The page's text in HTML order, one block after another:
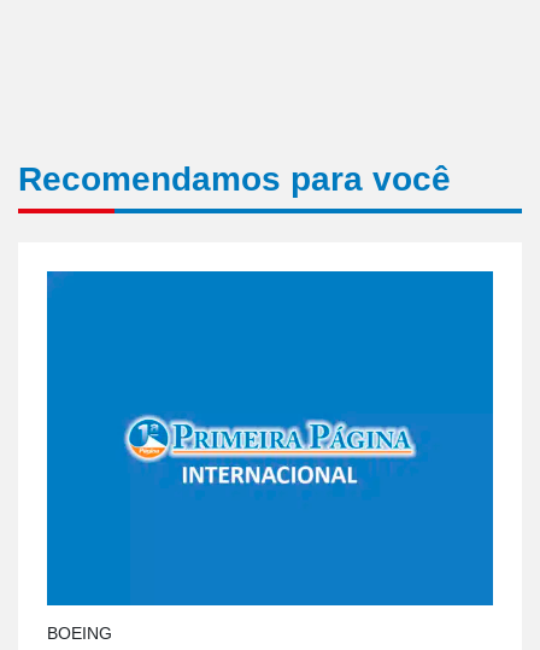
Recomendamos para você
BOEING